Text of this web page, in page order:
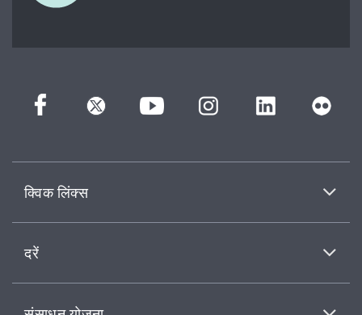
क्विक लिंक्स
दरें